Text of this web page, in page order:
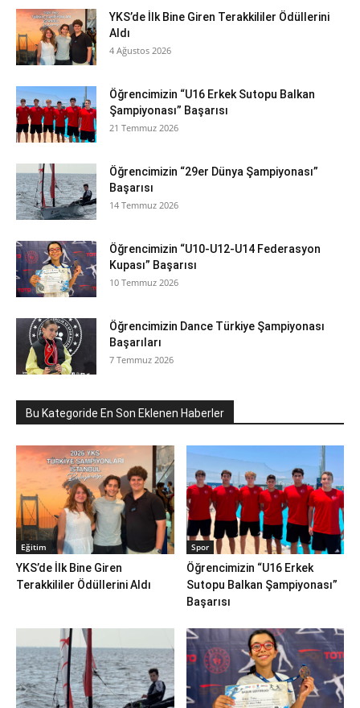
YKS’de İlk Bine Giren Terakkililer Ödüllerini
Aldı
4 Ağustos 2026
Öğrencimizin “U16 Erkek Sutopu Balkan
Şampiyonası” Başarısı
21 Temmuz 2026
Öğrencimizin “29er Dünya Şampiyonası”
Başarısı
14 Temmuz 2026
Öğrencimizin “U10-U12-U14 Federasyon
Kupası” Başarısı
10 Temmuz 2026
Öğrencimizin Dance Türkiye Şampiyonası
Başarıları
7 Temmuz 2026
Bu Kategoride En Son Eklenen Haberler
Eğitim
YKS’de İlk Bine Giren
Terakkililer Ödüllerini Aldı
Spor
Öğrencimizin “U16 Erkek
Sutopu Balkan Şampiyonası”
Başarısı